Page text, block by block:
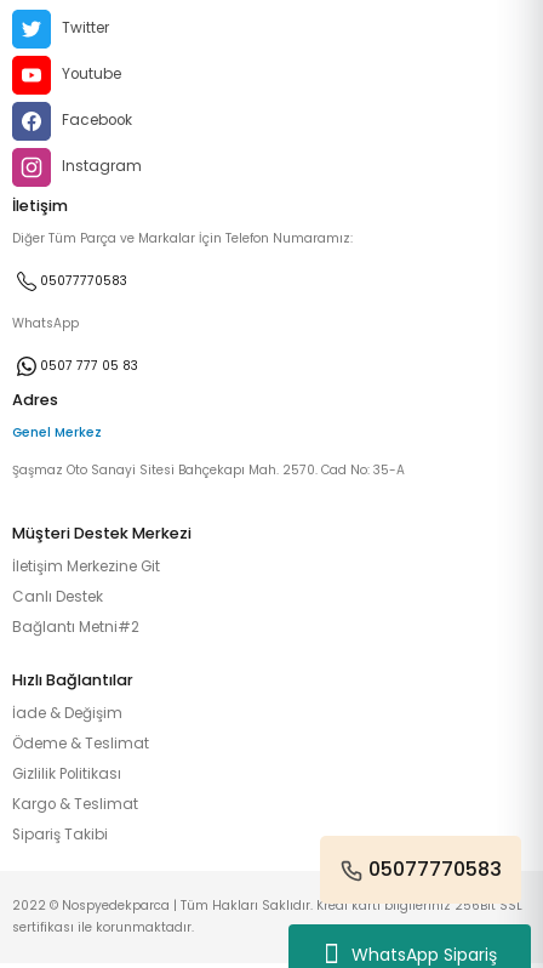
WhatsApp Sipariş
Twitter
Youtube
Facebook
Instagram
İletişim
Diğer Tüm Parça ve Markalar İçin Telefon Numaramız:
05077770583
WhatsApp
0507 777 05 83
Adres
Genel Merkez
Şaşmaz Oto Sanayi Sitesi Bahçekapı Mah. 2570. Cad No: 35-A
Müşteri Destek Merkezi
İletişim Merkezine Git
Canlı Destek
Bağlantı Metni#2
Hızlı Bağlantılar
İade & Değişim
Ödeme & Teslimat
Gizlilik Politikası
Kargo & Teslimat
Sipariş Takibi
05077770583
2022 © Nospyedekparca | Tüm Hakları Saklıdır. Kredi kartı bilgileriniz 256Bit SSL
sertifikası ile korunmaktadır.